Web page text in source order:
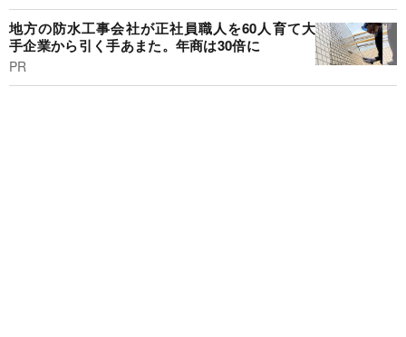
地方の防水工事会社が正社員職人を60人育て大
手企業から引く手あまた。年商は30倍に
PR